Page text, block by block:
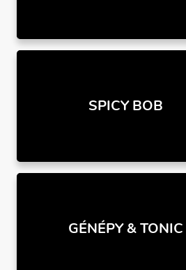
SPICY BOB
GÉNÉPY & TONIC